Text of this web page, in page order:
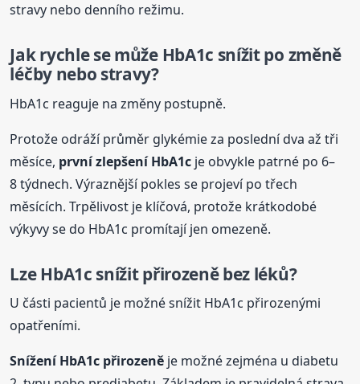
stravy nebo denního režimu.
Jak rychle se může HbA1c snížit po změně
léčby nebo stravy?
HbA1c reaguje na změny postupně.
Protože odráží průměr glykémie za poslední dva až tři
měsíce, první zlepšení HbA1c je obvykle patrné po 6–
8 týdnech. Výraznější pokles se projeví po třech
měsících. Trpělivost je klíčová, protože krátkodobé
výkyvy se do HbA1c promítají jen omezeně.
Lze HbA1c snížit přirozeně bez léků?
U části pacientů je možné snížit HbA1c přirozenými
opatřeními.
Snížení HbA1c přirozeně je možné zejména u diabetu